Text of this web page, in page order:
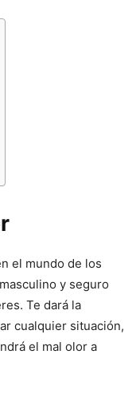
el mundo de los
y seguro
Te dará la
cualquier situación,
el mal olor a